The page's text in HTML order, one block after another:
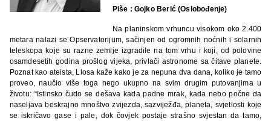
Piše : Gojko Berić (Oslobođenje)
Na planinskom vrhuncu visokom oko 2.400
metara nalazi se Opservatorijum, sačinjen od ogromnih noćnih i solarnih
teleskopa koje su razne zemlje izgradile na tom vrhu i koji, od polovine
osamdesetih godina prošlog vijeka, privlači astronome sa čitave planete.
Poznat kao ateista, Llosa kaže kako je za nepuna dva dana, koliko je tamo
proveo, naučio više toga nego ukupno na svim drugim putovanjima u
životu: “Istinsko čudo se dešava kada padne mrak, kada nebo počne da
naseljava beskrajno mnoštvo zvijezda, sazviježđa, planeta, svjetlosti koje
se iskričavo gase i pale, dok čovjek postaje strašno svjestan da tamo,